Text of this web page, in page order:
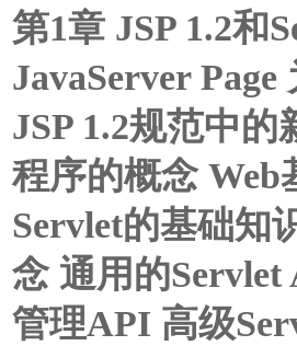
第1章 JSP 1.2和
JavaServer
JSP 1.2规范中
程序的概念 Web
Servlet的基础知
念 通用的
管理API 高级